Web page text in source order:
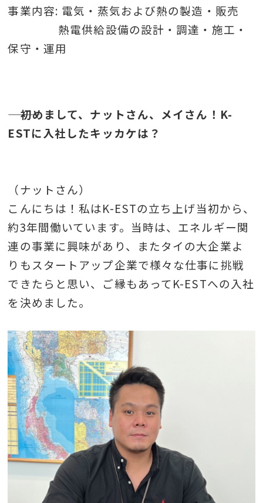
事業内容: 電気・蒸気および熱の製造・販売
熱電供給設備の設計・調達・施工・
保守・運用
――― 初めまして、ナットさん、メイさん！K-
ESTに入社したキッカケは？
（ナットさん）
こんにちは！私はK-ESTの立ち上げ当初から、
約3年間働いています。当時は、エネルギー関
連の事業に興味があり、またタイの大企業よ
りもスタートアップ企業で様々な仕事に挑戦
できたらと思い、ご縁もあってK-ESTへの入社
を決めました。